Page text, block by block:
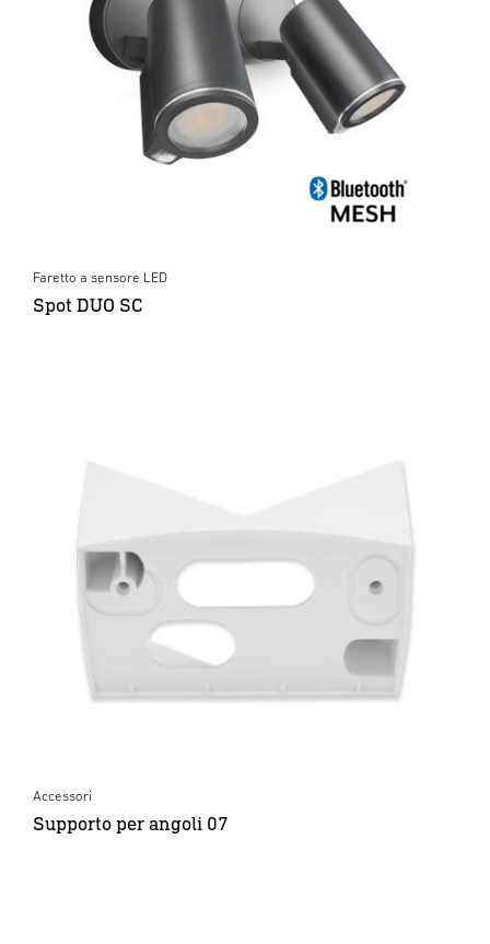
Faretto a sensore LED
Spot DUO SC
Accessori
Supporto per angoli 07